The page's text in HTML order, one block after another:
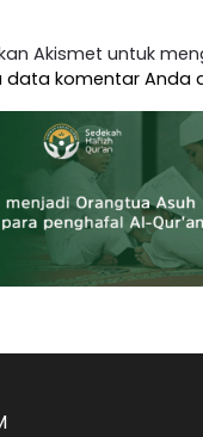
Akismet untuk
data komentar Anda